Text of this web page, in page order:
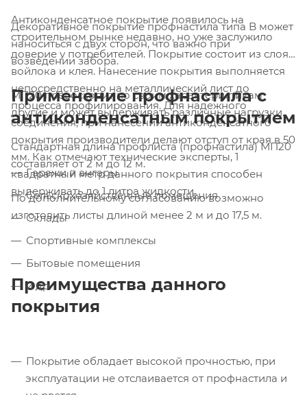
Декоративное покрытие профнастила типа B может
наноситься с двух сторон, что важно при
возведении забора.
МП20 превосходит по своим характеристикам
другие и может выдерживать различные нагрузки.
Стандартная длина профлиста (профнастила) МП20
составляет от 2 м до 12 м.
По дополнительному согласованию возможно
изготовить листы длиной менее 2 м и до 17,5 м.
Антиконденсатное покрытие появилось на
строительном рынке недавно, но уже заслужило
доверие у потребителей. Покрытие состоит из слоя
войлока и клея. Нанесение покрытия выполняется
непосредственно на металлический лист до
процесса профилирования. Для надежного
соединения, при нанесении антиконденсатного
покрытия производители делают отступ от края в 50
мм. Как отмечают технические эксперты, 1
квадратный метр данного покрытия способен
выдерживать до 1 литра жидкости.
Применение профнастила с
антиконденсатным покрытием
Гаражи и ангары
Сельскохозяйственные помещения
Склады
Спортивные комплексы
Бытовые помещения
и др.
Преимущества данного
покрытия
Покрытие обладает высокой прочностью, при
эксплуатации не отслаивается от профнастила и